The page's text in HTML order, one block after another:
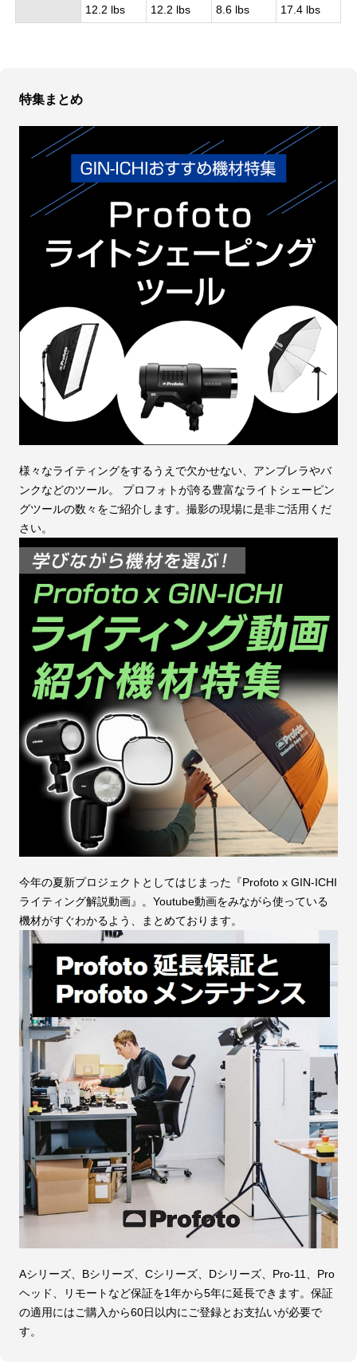
12.2 lbs
12.2 lbs
8.6 lbs
17.4 lbs
特集まとめ
様々なライティングをするうえで欠かせない、アンブレラやバ
ンクなどのツール。 プロフォトが誇る豊富なライトシェーピン
グツールの数々をご紹介します。撮影の現場に是非ご活用くだ
さい。
今年の夏新プロジェクトとしてはじまった『Profoto x GIN-ICHI
ライティング解説動画』。Youtube動画をみながら使っている
機材がすぐわかるよう、まとめております。
Aシリーズ、Bシリーズ、Cシリーズ、Dシリーズ、Pro-11、Pro
ヘッド、リモートなど保証を1年から5年に延長できます。保証
の適用にはご購入から60日以内にご登録とお支払いが必要で
す。